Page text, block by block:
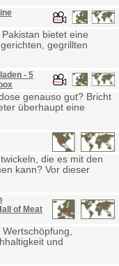
bietet eine
gegrillten
- 5
genauso gut? Bricht
überhaupt eine
die es mit den
kann? Vor dieser
of Meat
und